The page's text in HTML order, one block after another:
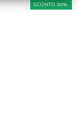
SCONTO 20%